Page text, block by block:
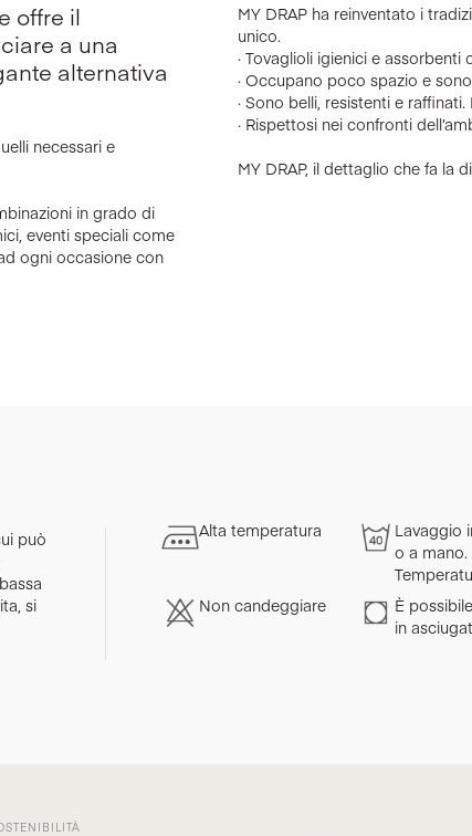
offre il
a una
alternativa
necessari e
in grado di
eventi speciali come
ogni occasione con
MY DRAP ha reinventato i
unico.
· Tovaglioli igienici e
· Occupano poco spazio e
· Sono belli, resistenti e
· Rispettosi nei confronti
MY DRAP, il dettaglio che fa la
può
si
Alta temperatura
Lavaggio
o a mano.
Non candeggiare
È
in